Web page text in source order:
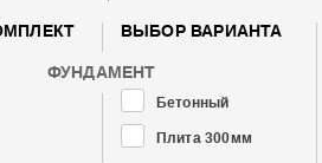
ВЫБОР ВАРИАНТА
ФУНДАМЕНТ
Бетонный
Плита 300мм